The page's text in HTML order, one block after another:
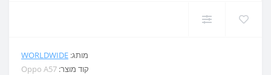
מותג: WORLDWIDE
קוד מוצר: Oppo A57